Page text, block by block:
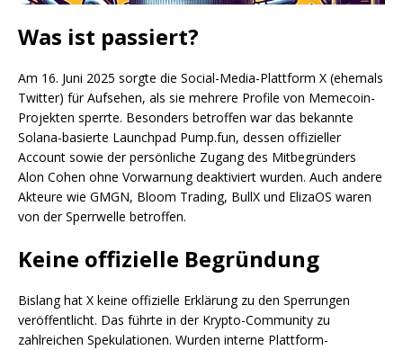
Was ist passiert?
Am 16. Juni 2025 sorgte die Social-Media-Plattform X (ehemals
Twitter) für Aufsehen, als sie mehrere Profile von Memecoin-
Projekten sperrte. Besonders betroffen war das bekannte
Solana-basierte Launchpad Pump.fun, dessen offizieller
Account sowie der persönliche Zugang des Mitbegründers
Alon Cohen ohne Vorwarnung deaktiviert wurden. Auch andere
Akteure wie GMGN, Bloom Trading, BullX und ElizaOS waren
von der Sperrwelle betroffen.
Keine offizielle Begründung
Bislang hat X keine offizielle Erklärung zu den Sperrungen
veröffentlicht. Das führte in der Krypto-Community zu
zahlreichen Spekulationen. Wurden interne Plattform-